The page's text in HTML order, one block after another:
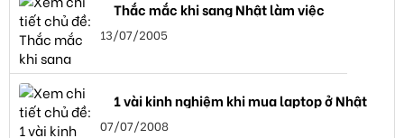
Thắc mắc khi sang Nhật làm việc
13/07/2005
1 vài kinh nghiệm khi mua laptop ở Nhật
07/07/2008